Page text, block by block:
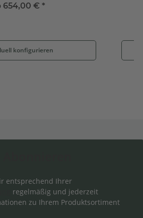
654,00 € *
konfigurieren
entsprechend Ihrer
regelmäßig und jederzeit
zu Ihrem Produktsortiment